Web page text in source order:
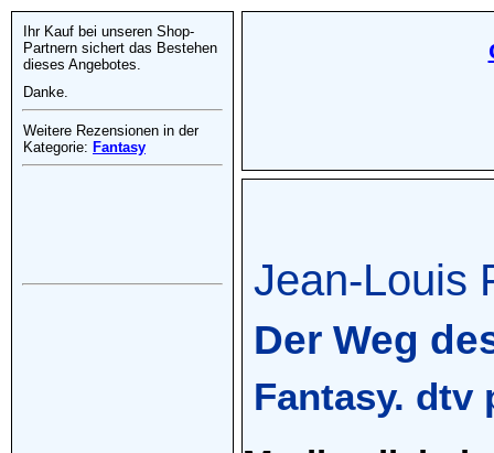
Jean-Louis
Der Weg
Fantasy. dtv
Ihr Kauf bei unseren Shop-
Partnern sichert das Bestehen
dieses Angebotes.
Danke.
Weitere Rezensionen in der
Kategorie: Fantasy